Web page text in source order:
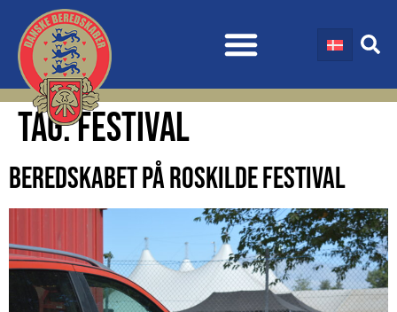
TAG:FESTIVAL
BEREDSKABET PÅ ROSKILDE FESTIVAL